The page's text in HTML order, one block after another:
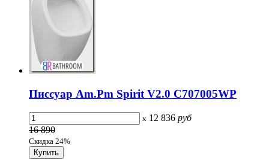
Писсуар Am.Pm Spirit V2.0 C707005WP
x 12 836 руб
16 890
Скидка 24%